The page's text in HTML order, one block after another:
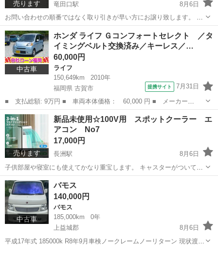
売ります 竜田口駅
8月6日
お問い合わせの順番ではなく取り引きが早い方にお譲り致します。 指
輪11号 状態はとても綺麗です。 自身で購入した物でない為、メッキ、
イミテーションとして出品致します。 アクセ好きな方ご自身でする方
にデザイン で決めて頂...
熊本 熊本市 竜田口駅 イミテーション
中古車
ホンダ ライフ Ｇコンフォートセレクト ／タ
イミングベルト交換済み／キーレス／…
60,000円
ライフ
150,649km
2010年
福岡県 古賀市
提携サイト 7月31日
■ 支払総額: 9万円 ■ 車両本体価格： 60,000 円 ■ メーカー
名： ホンダ ■ 車種名： ライフ ■ グレード名： Ｇコンフォー
トセレクト ／タイミングベルト交換済み／キーレス／電格ミラー
■ 排気量： 660...
福岡 古賀市 ライフ
売ります
新品未使用☆100V用 スポットクーラー エ
アコン No7
17,000円
長洲駅
8月6日
子供部屋や寝室にも使えてかなり重宝します。 キャスターがついてい
るので移動が楽でかなり使い勝手がいいです。 また、この商品はクー
ラーを使用した際に出る水を再利用する仕組みなので排水が溜まるこ
とがないため連続使用ができ...
熊本 玉名郡
中古車
バモス
140,000円
バモス
185,000km
0年
上益城郡
8月6日
平成17年式 185000k R8年9月車検ノークレームノーリターン 現状渡